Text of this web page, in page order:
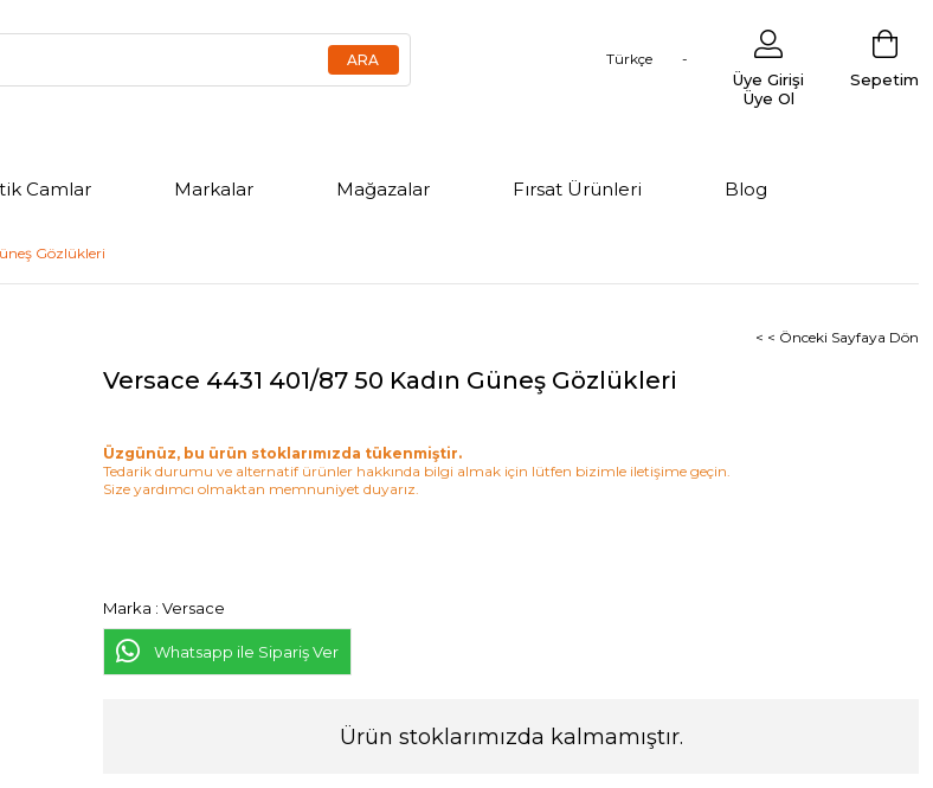
Türkçe
Sepetim
Üye Girişi
Üye Ol
Camlar Markalar Mağazalar Fırsat Ürünleri Blog
Gözlükleri
< < Önceki Sayfaya Dön
Versace 4431 401/87 50 Kadın Güneş Gözlükleri
Üzgünüz, bu ürün stoklarımızda tükenmiştir.
Tedarik durumu ve alternatif ürünler hakkında bilgi almak için lütfen bizimle iletişime geçin.
Size yardımcı olmaktan memnuniyet duyarız.
Marka : Versace
Whatsapp ile Sipariş Ver
Ürün stoklarımızda kalmamıştır.